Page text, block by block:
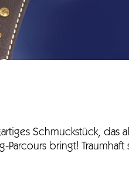
Schmuckstück, das
Parcours bringt!